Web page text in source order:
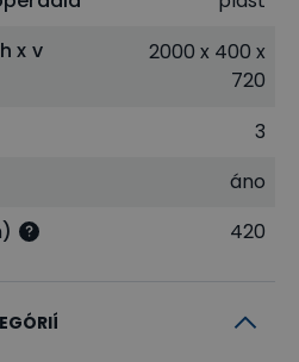
x v
2000 x 400 x
720
3
áno
420